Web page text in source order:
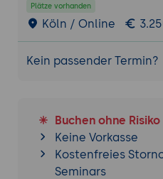
API und Single Page
Mobile
Eine API mit API
API Plattform
Einschränkung
über die API
CORS
Plätze vorhanden
Köln / Online
Kein passender Termin?
Buchen ohne Risiko
Keine Vorkasse
Kostenfreies
Seminars